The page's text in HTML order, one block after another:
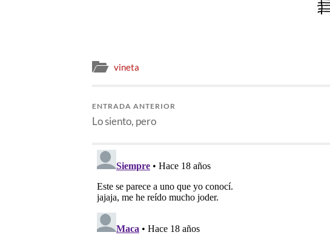
vineta
ENTRADA ANTERIOR
Lo siento, pero